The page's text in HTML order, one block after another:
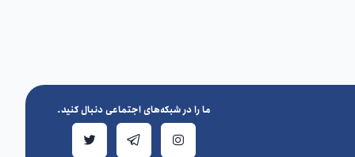
ما را در شبکه‌های اجتماعی دنبال کنید.